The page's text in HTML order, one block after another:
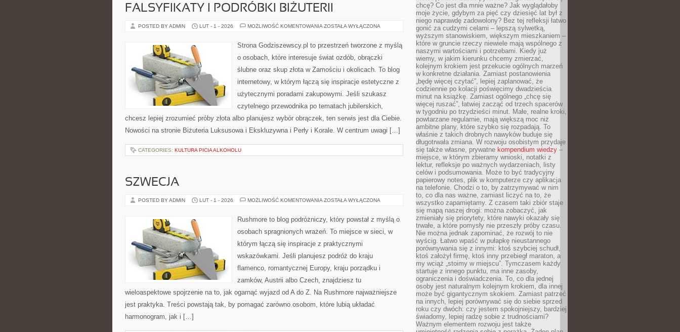
FALSYFIKATY I PODRÓBKI BIŻUTERII
POSTED BY ADMIN LUT - 1 - 2026 MOŻLIWOŚĆ KOMENTOWANIA FALSYFIKATY
BIŻUTERII
ZOSTAŁA WYŁĄCZONA
Strona Godziszewscy.pl to przestrzeń tworzone z myślą
o osobach, które interesuje świat ozdób, obrączki
ślubne oraz skup złota w Zamościu i okolicach. To blog
internetowy, w którym łączą się inspiracje estetyczne z
użytecznymi poradami zakupowymi. Jeśli szukasz
czytelnego przewodnika po tematach jubilerskich,
chcesz lepiej zrozumieć próby złota albo planujesz wybór obrączek, ten serwis jest dla Ciebie.
Nowości na stronie Biżuteria Luksusowa i Ekskluzywna i Perły i Korale. W centrum uwagi […]
CATEGORIES: KULTURA PICIA ALKOHOLU
SZWECJA
POSTED BY ADMIN LUT - 1 - 2026 MOŻLIWOŚĆ KOMENTOWANIA SZWECJA
ZOSTAŁA WYŁĄCZONA
Rushmore to blog podróżniczy, który powstał z myślą o
osobach spragnionych wrażeń. To miejsce w sieci, w
którym łączą się inspiracje z praktycznymi
wskazówkami. Jeśli planujesz podróż do kraju
flamenco, romantycznej Europy, kraju porządku i
zamków, Austrii albo Czech, znajdziesz tu
wieloaspektowe spojrzenie na to, jak ogarnąć wyjazd od A do Z. Na Rushmore najważniejsze
jest praktyka. Treści powstają tak, by pomagać zarówno osobom, które lubią układać
harmonogram, jak i […]
chcę? Co jest dla mnie ważne? Jak wyglądałoby
moje życie, gdybym za pięć czy dziesięć lat był z
niego naprawdę zadowolony? Bez tej refleksji łatwo
gonić za cudzymi celami – lepszą sylwetką,
wyższym stanowiskiem, większym mieszkaniem –
które w gruncie rzeczy niewiele mają wspólnego z
naszymi wartościami i potrzebami. Kiedy już
wiemy, w jakim kierunku chcemy zmierzać,
kolejnym krokiem jest przekucie ogólnych marzeń
w konkretne działania. Zamiast postanowienia
„będę więcej czytać”, lepiej zaplanować, że
codziennie po kolacji poświęcimy dwadzieścia
minut na książkę. Zamiast ogólnego „chcę się
więcej ruszać”, łatwiej zacząć od trzech spacerów
w tygodniu po trzydzieści minut. Małe, realne kroki,
powtarzane regularnie, mają większą moc niż
ambitne plany, które szybko się rozpadają. To
właśnie z takich drobnych nawyków buduje się
długotrwała zmiana. W rozwoju osobistym przydaje
się także własne, prywatne kompendium wiedzy –
miejsce, w którym zbieramy wnioski, notatki z
lektur, refleksje po ważnych wydarzeniach, listy
celów i podsumowania. Może to być tradycyjny
papierowy notes, plik w komputerze czy aplikacja
na telefonie. Chodzi o to, by zatrzymywać w nim
to, co dla nas ważne, zamiast liczyć na to, że
wszystko zapamiętamy. Z czasem taki zbiór staje
się mapą naszej drogi: można zobaczyć, jak
zmieniały się priorytety, które nawyki okazały się
trwałe, a które pomysły nie przeszły próby czasu.
Nie można jednak zapominać, że rozwój to nie
wyścig. Łatwo wpaść w pułapkę nieustannego
porównywania się z innymi: ktoś szybciej schudł,
ktoś założył firmę, ktoś inny przebiegł maraton, a
my wciąż „stoimy w miejscu”. Tymczasem każdy
startuje z innego punktu, ma inne zasoby,
ograniczenia i doświadczenia. To, co dla jednej
osoby jest naturalnym kolejnym krokiem, dla innej
może być gigantycznym skokiem. Zamiast patrzeć
na innych, lepiej porównywać się do siebie sprzed
roku czy dwóch: czy jestem spokojniejszy, bardziej
świadomy, lepiej radzę sobie z trudnościami?
Ważnym elementem rozwoju jest także